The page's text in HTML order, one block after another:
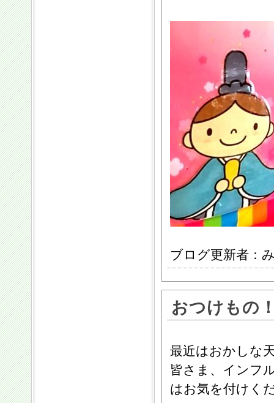
ブログ更新者：
おつけもの
最近はおかしな
皆さま、インフ
はお気を付けく